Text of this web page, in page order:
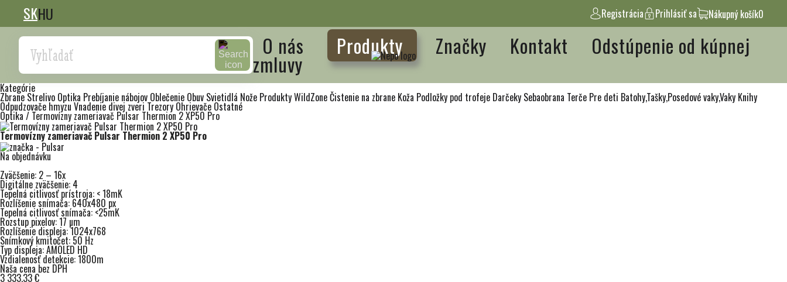
SKHU Registrácia Prihlásiť sa Nákupný košík0
Search O nás Produkty Značky Kontakt Odstúpenie od kúpnej
zmluvy
Kategórie
Zbrane Strelivo Optika Prebíjanie nábojov Oblečenie Obuv Svietidlá Nože Produkty WildZoneČistenie na zbrane Koža Podložky pod trofeje Darčeky Sebaobrana Terče Pre deti Batohy,Tašky,Posedové vaky,Vaky Knihy
Odpudzovače hmyzu Vnadenie divej zveri Trezory Ohrievače Ostatné
Optika / Termovízny zameriavač Pulsar Thermion 2 XP50 Pro
Termovízny zameriavač Pulsar Thermion 2 XP50 Pro
Na objednávku
Zväčšenie: 2 – 16x
Digitálne zväčšenie: 4
Tepelná citlivosť prístroja: < 18mK
Rozlíšenie snímača: 640x480 px
Tepelná citlivosť snímača: <25mK
Rozstup pixelov: 17 µm
Rozlíšenie displeja: 1024x768
Snímkový kmitočet: 50 Hz
Typ displeja: AMOLED HD
Vzdialenosť detekcie: 1800m
Naša cena bez DPH
3 333,33 €